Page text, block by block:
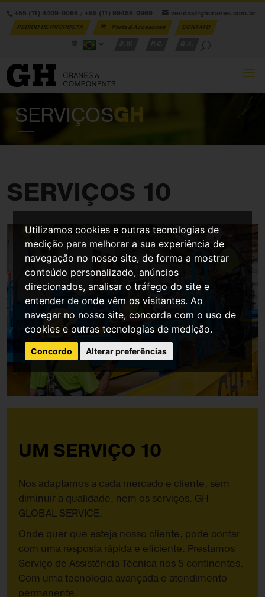
Utilizamos cookies e outras tecnologias de
medição para melhorar a sua experiência de
navegação no nosso site, de forma a mostrar
conteúdo personalizado, anúncios
direcionados, analisar o tráfego do site e
entender de onde vêm os visitantes. Ao
navegar no nosso site, concorda com o uso de
cookies e outras tecnologias de medição.
Concordo Alterar preferências
+55 (11) 4409-0066 +55 (11) 99486-0969 vendas@ghcranes.com.br
PEDIDO DE PROPOSTA Parts & Accesories
CONTATO
SERVIÇOSGH
SERVIÇOS 10
UM SERVIÇO 10
Nos adaptamos a cada mercado e cliente, sem
diminuir a qualidade, nem os serviços. GH
GLOBAL SERVICE.
Onde quer que esteja nosso cliente, pode contar
com uma resposta rápida e eficiente. Prestamos
Serviço de Assistência Técnica nos 5 continentes.
Com uma tecnologia avançada e atendimento
permanente.